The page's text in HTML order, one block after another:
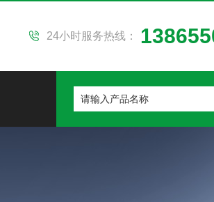
24小时服务热线：